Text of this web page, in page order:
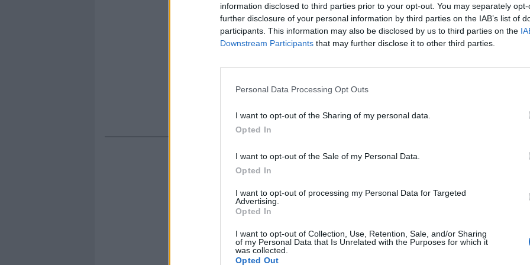
information disclosed to third parties prior to your opt-out. You may separately
further disclosure of your personal information by third parties on the IAB’s list of
participants. This information may also be disclosed by us to third parties on the
Downstream Participants that may further disclose it to other third parties.
Personal Data Processing Opt Outs
I want to opt-out of the Sharing of my personal data.
Opted In
I want to opt-out of the Sale of my Personal Data.
Opted In
I want to opt-out of processing my Personal Data for Targeted
Advertising.
Opted In
I want to opt-out of Collection, Use, Retention, Sale, and/or Sharing
of my Personal Data that Is Unrelated with the Purposes for which it
was collected.
Opted Out
Rudy Giuliani a Come States?
americana